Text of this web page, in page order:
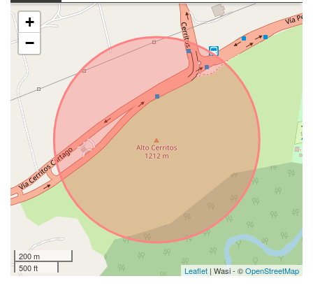
+
−
200 m
500 ft
Leaflet | Wasi - ©OpenStreetMap